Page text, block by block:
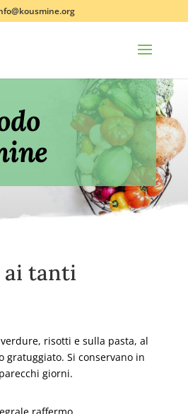
tanti
risotti e sulla pasta, al
gratuggiato. Si conservano in
giorni.
raffermo